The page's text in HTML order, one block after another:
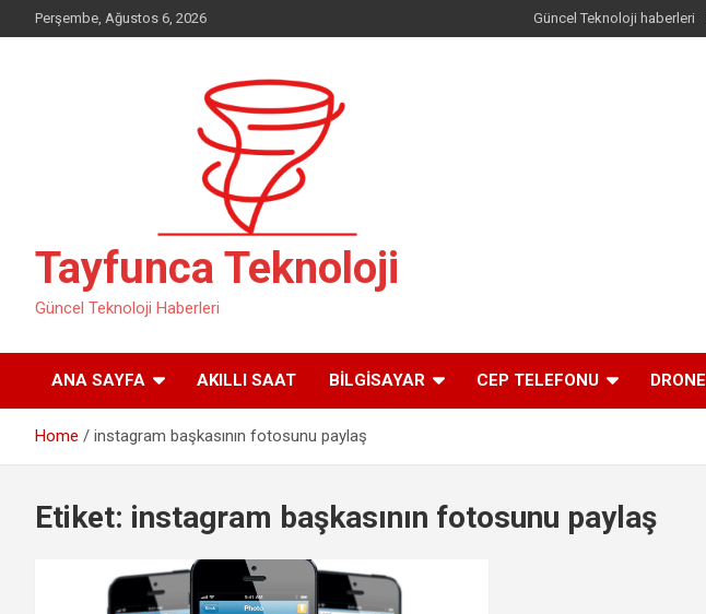
to
Perşembe, Ağustos 6, 2026 Güncel Teknoloji haberleri
Tayfunca Teknoloji
Güncel Teknoloji Haberleri
ANA SAYFA AKILLI SAAT BILGISAYAR CEP TELEFONU DRONE
Home instagram başkasının fotosunu paylaş
Etiket: instagram başkasının fotosunu paylaş